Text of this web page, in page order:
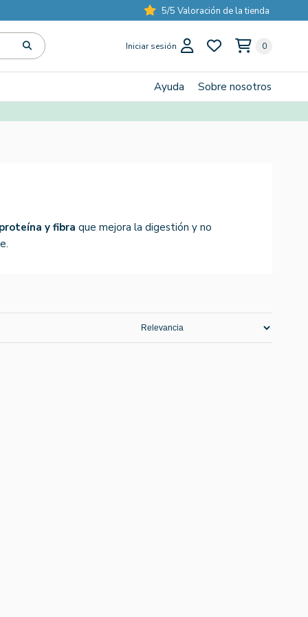
5/5 Valoración de la tienda
Iniciar sesión 0
Ayuda Sobre nosotros
y fibra que mejora la digestión y no